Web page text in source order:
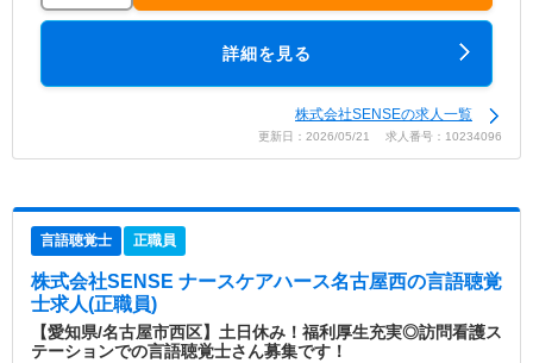
詳細を見る
株式会社SENSEの求人一覧
更新日：2026/05/21 求人番号：10234096
言語聴覚士 正職員
株式会社SENSE ナースケアハース名古屋西の言語聴覚
士求人(正職員)
【愛知県/名古屋市西区】土日休み！福利厚生充実◎訪問看護ス
テーションでの言語聴覚士さん募集です！